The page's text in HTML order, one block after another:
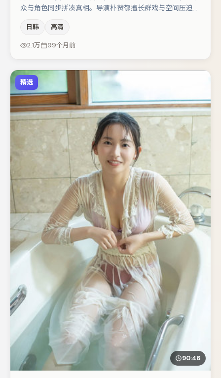
众与角色同步拼凑真相。导演朴赞郁擅长群戏与空间压迫
手戏构成全片情感锚点，周冬雨则以细节塑造推动谜题层层
揭开。若你偏爱强类型与清晰主线，这部作品值得关注。
日韩 高清
2.1万 99个月前
精选
90:46